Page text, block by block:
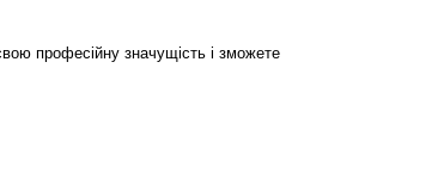
професійну значущість і зможете